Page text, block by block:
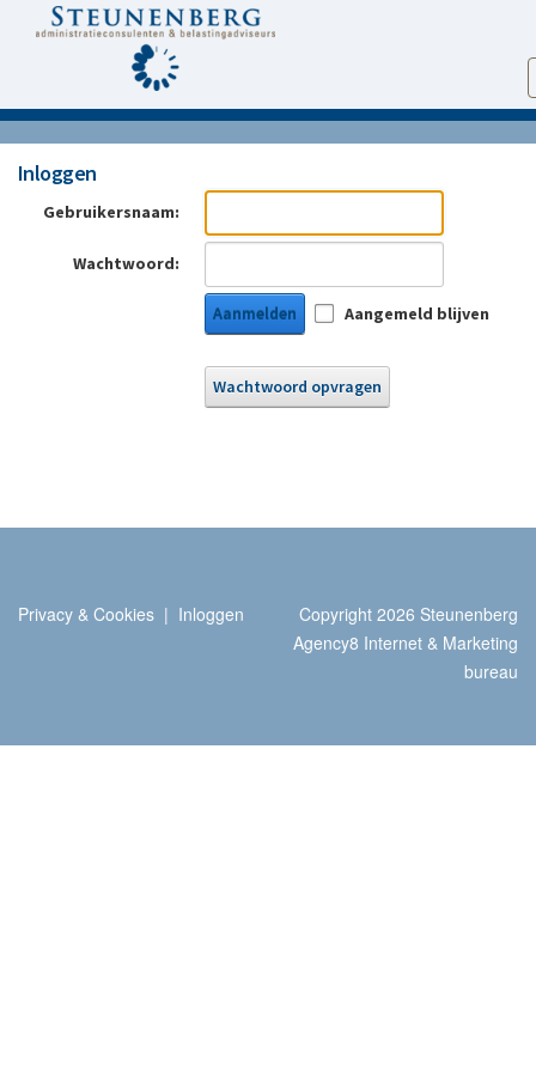
Inloggen
Gebruikersnaam:
Wachtwoord:
Aanmelden Aangemeld blijven
Wachtwoord opvragen
Privacy & Cookies | Inloggen
Copyright 2026 Steunenberg
Agency8 Internet & Marketing
bureau